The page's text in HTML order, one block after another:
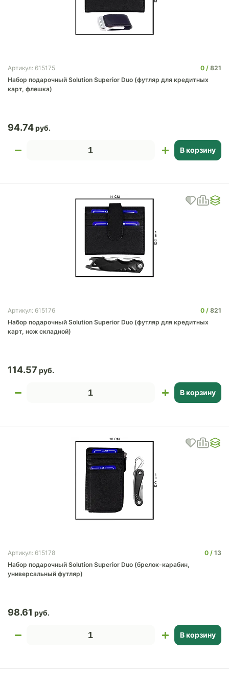
Артикул: 615175 0
821
Набор подарочный Solution Superior Duo (футляр для кредитных
карт, флешка)
94.74
В корзину
Артикул: 615176 0
821
Набор подарочный Solution Superior Duo (футляр для кредитных
карт, нож складной)
114.57
В корзину
Артикул: 615178 0
13
Набор подарочный Solution Superior Duo (брелок-карабин,
универсальный футляр)
98.61
В корзину